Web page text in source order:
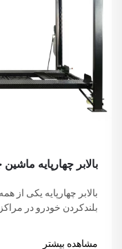
بالابر چهارپایه
بالابر چهارپایه یکی از
بلندکردن خودرو در
مشاهده بیشتر